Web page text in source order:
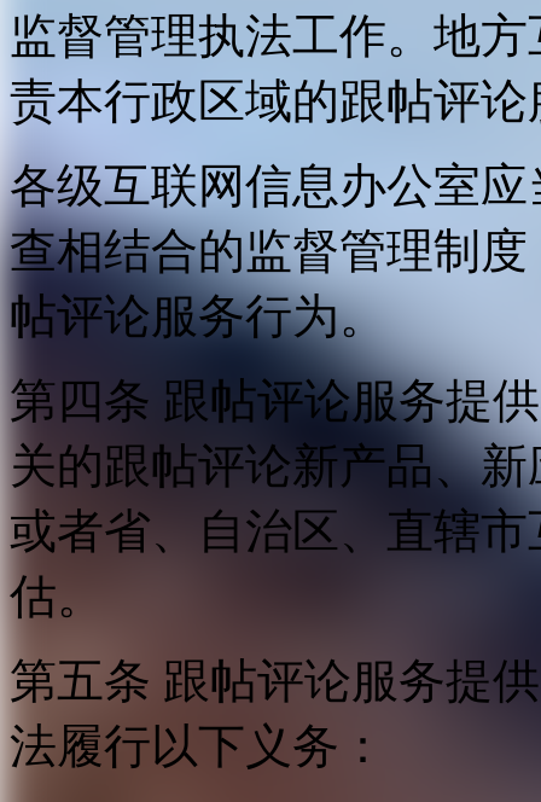
监督管理执法工作。地
责本行政区域的跟帖评
各级互联网信息办公室
查相结合的监督管理制
帖评论服务行为。
第四条 跟帖评论服务提
关的跟帖评论新产品、
或者省、自治区、直辖
估。
第五条 跟帖评论服务提
法履行以下义务：